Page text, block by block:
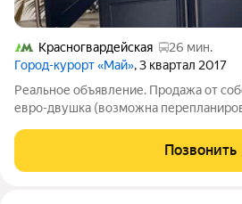
Красногвардейская
26 мин.
Город-курорт «Май», 3 квартал 2017
Реальное объявление. Продажа от
евро-двушка (возможна
двор. Видеонаблюдение в подъезде и
территории. Полная стоимость в
Позвонить